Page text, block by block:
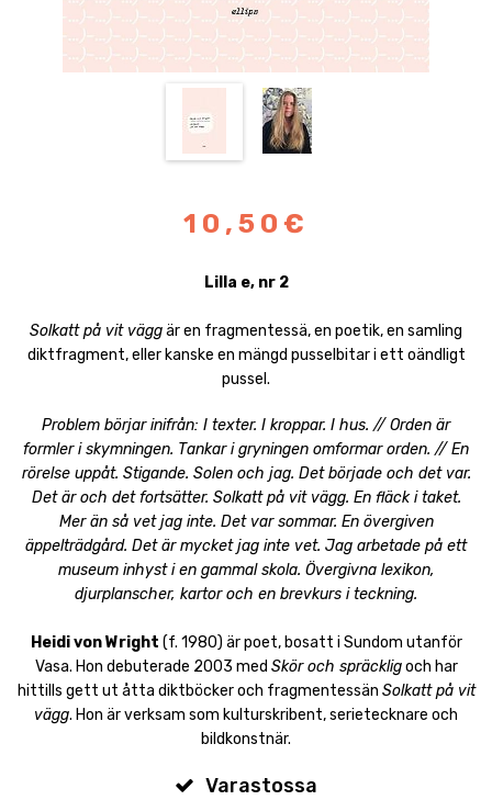
10,50€
Lilla e, nr 2
Solkatt på vit väggär en fragmentessä, en poetik, en samling
diktfragment, eller kanske en mängd pusselbitar i ett oändligt
pussel.
Problem börjar inifrån: I texter. I kroppar. I hus. // Orden är
formler i skymningen. Tankar i gryningen omformar orden. // En
rörelse uppåt. Stigande. Solen och jag. Det började och det var.
Det är och det fortsätter. Solkatt på vit vägg. En fläck i taket.
Mer än så vet jag inte. Det var sommar. En övergiven
äppelträdgård. Det är mycket jag inte vet. Jag arbetade på ett
museum inhyst i en gammal skola. Övergivna lexikon,
djurplanscher, kartor och en brevkurs i teckning.
Heidi von Wright (f. 1980) är poet, bosatt i Sundom utanför
Vasa. Hon debuterade 2003 med Skör och spräckligoch har
hittills gett ut åtta diktböcker och fragmentessän Solkatt på vit
vägg. Hon är verksam som kulturskribent, serietecknare och
bildkonstnär.
Varastossa